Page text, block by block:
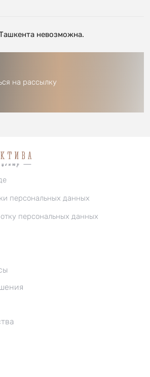
невозможна.
на рассылку
персональных данных
персональных данных